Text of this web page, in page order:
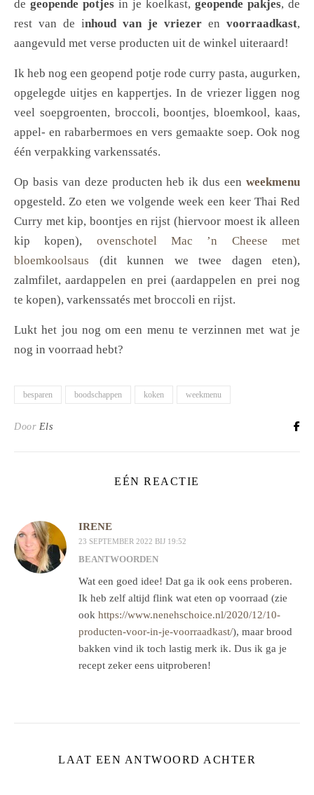
de geopende potjes in je koelkast, geopende pakjes, de
rest van de inhoud van je vriezer en voorraadkast,
aangevuld met verse producten uit de winkel uiteraard!
Ik heb nog een geopend potje rode curry pasta, augurken,
opgelegde uitjes en kappertjes. In de vriezer liggen nog
veel soepgroenten, broccoli, boontjes, bloemkool, kaas,
appel- en rabarbermoes en vers gemaakte soep. Ook nog
één verpakking varkenssatés.
Op basis van deze producten heb ik dus een weekmenu
opgesteld. Zo eten we volgende week een keer Thai Red
Curry met kip, boontjes en rijst (hiervoor moest ik alleen
kip kopen), ovenschotel Mac ’n Cheese met
bloemkoolsaus (dit kunnen we twee dagen eten),
zalmfilet, aardappelen en prei (aardappelen en prei nog
te kopen), varkenssatés met broccoli en rijst.
Lukt het jou nog om een menu te verzinnen met wat je
nog in voorraad hebt?
besparen boodschappen koken weekmenu
Door Els
EÉN REACTIE
IRENE
23 SEPTEMBER 2022 BIJ 19:52
BEANTWOORDEN
Wat een goed idee! Dat ga ik ook eens proberen.
Ik heb zelf altijd flink wat eten op voorraad (zie
ook https://www.nenehschoice.nl/2020/12/10-
producten-voor-in-je-voorraadkast/), maar brood
bakken vind ik toch lastig merk ik. Dus ik ga je
recept zeker eens uitproberen!
LAAT EEN ANTWOORD ACHTER